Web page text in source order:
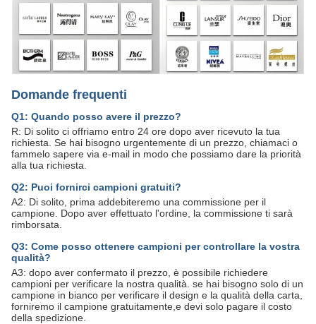
Domande frequenti
Q1: Quando posso avere il prezzo?
R: Di solito ci offriamo entro 24 ore dopo aver ricevuto la tua
richiesta. Se hai bisogno urgentemente di un prezzo, chiamaci o
fammelo sapere via e-mail in modo che possiamo dare la priorità
alla tua richiesta.
Q2: Puoi fornirci campioni gratuiti?
A2: Di solito, prima addebiteremo una commissione per il
campione. Dopo aver effettuato l'ordine, la commissione ti sarà
rimborsata.
Q3: Come posso ottenere campioni per controllare la vostra
qualità?
A3: dopo aver confermato il prezzo, è possibile richiedere
campioni per verificare la nostra qualità. se hai bisogno solo di un
campione in bianco per verificare il design e la qualità della carta,
forniremo il campione gratuitamente,e devi solo pagare il costo
della spedizione.